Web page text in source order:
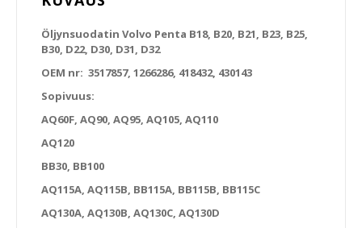
Öljynsuodatin Volvo Penta B18, B20, B21, B23, B25,
B30, D22, D30, D31, D32
OEM nr: 3517857, 1266286, 418432, 430143
Sopivuus:
AQ60F, AQ90, AQ95, AQ105, AQ110
AQ120
BB30, BB100
AQ115A, AQ115B, BB115A, BB115B, BB115C
AQ130A, AQ130B, AQ130C, AQ130D